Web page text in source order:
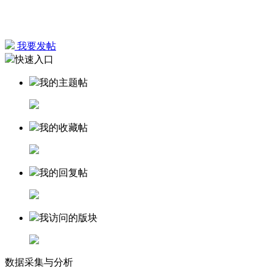
我要发帖
快速入口
我的主题帖
我的收藏帖
我的回复帖
我访问的版块
数据采集与分析